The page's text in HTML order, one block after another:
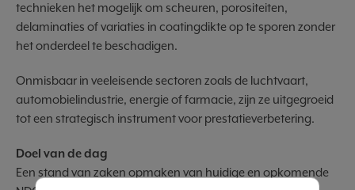
technieken het mogelijk om scheuren, porositeiten,
delaminaties of variaties in coatingdikte op te sporen zonder
het onderdeel te beschadigen.
Onmisbaar in veeleisende sectoren zoals de luchtvaart,
automobielindustrie, energie of farmacie, zijn ze uitgegroeid
tot een strategisch instrument voor prestatieverbetering.
Doel van de dag
Een stand van zaken opmaken van huidige en opkomende